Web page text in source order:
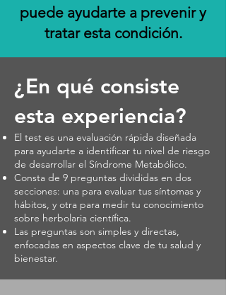
puede ayudarte a prevenir y
tratar esta condición.
¿En qué consiste
esta experiencia?
El test es una evaluación rápida diseñada
para ayudarte a identificar tu nivel de riesgo
de desarrollar el Síndrome Metabólico.
Consta de 9 preguntas divididas en dos
secciones: una para evaluar tus síntomas y
hábitos, y otra para medir tu conocimiento
sobre herbolaria científica.
Las preguntas son simples y directas,
enfocadas en aspectos clave de tu salud y
bienestar.